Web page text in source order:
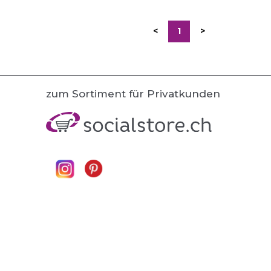
< 1 >
zum Sortiment für Privatkunden